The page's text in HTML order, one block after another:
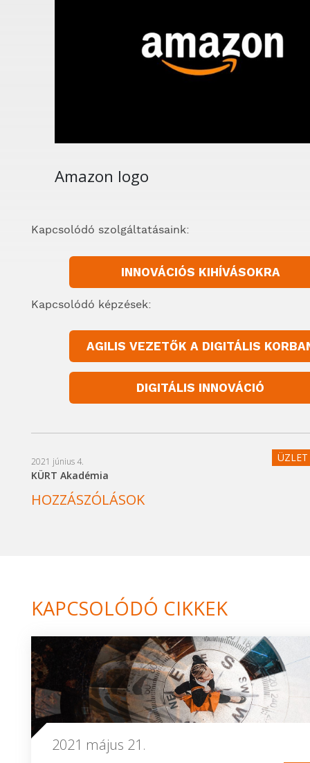
Amazon logo
Kapcsolódó szolgáltatásaink:
INNOVÁCIÓS KIHÍVÁSOKRA
Kapcsolódó képzések:
AGILIS VEZETŐK A DIGITÁLIS
DIGITÁLIS INNOVÁCIÓ
2021 június 4.
KÜRT Akadémia
ÜZLET
HOZZÁSZÓLÁSOK
KAPCSOLÓDÓ CIKKEK
2021 május 21.